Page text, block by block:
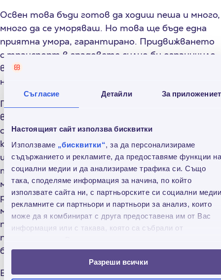
Съгласие Детайли За
Настоящият сайт използва бисквитки
Използваме „бисквитки“, за да персонализираме
съдържанието и рекламите, да предоставяме функции на
социални медии и да анализираме трафика си. Също
така, споделяме информация за начина, по който
използвате сайта ни, с партньорските си социални
рекламните си партньори и партньори за анализ, които
може да я комбинират с друга предоставена им от Вас
информация или с такава, която са събрали от
Разреши всички
Освен това бъди готов да ходиш пеша и много,
много да се уморяваш. Но това ще бъде една
приятна умора, гарантирано. Придвижването
с транспорт в градовете силно би ограничило
впечатленията ти, така че ограничи го ти
него.
По отношение на консумацията в заведения,
вероятно се досещаш или знаеш, че в повечето
случаи излиза доста по-скъпа от българските
кръчми, кафета и ресторанти. Естествено, че
ще искаш да пробваш кухнята и за целта
търси малките, закътани заведенийца. Но
между пробване и хранене три пъти на ден има
разлика. За алкохола дори няма да говорим. Ако
мястото ти на настаняване го позволява,
посети местните супермаркети и пазари за
продукти. Те пък, обратното, са със сходни на
българските цени (че и по-евтини понякога).
Внимавай за кеша. Най-добре е да планираш